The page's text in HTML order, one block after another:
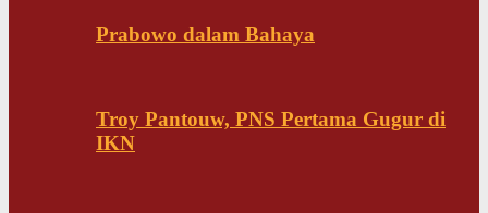
Prabowo dalam Bahaya
Troy Pantouw, PNS Pertama Gugur di
IKN